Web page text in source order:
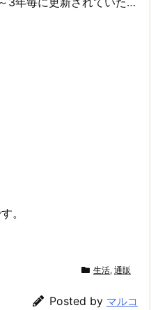
。
生活, 通販
Posted by マルコ